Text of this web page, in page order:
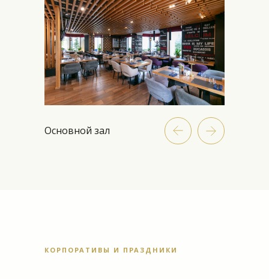
Основной зал
Основной зал
КОРПОРАТИВЫ И ПРАЗДНИКИ